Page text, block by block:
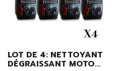
LOT DE 4: NETTOYANT
DÉGRAISSANT MOTO...